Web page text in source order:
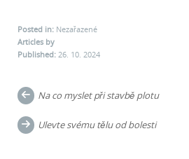
Posted in: Nezařazené
Articles by
Published: 26. 10. 2024
Post
navigation
Na co myslet při stavbě plotu
Ulevte svému tělu od bolesti